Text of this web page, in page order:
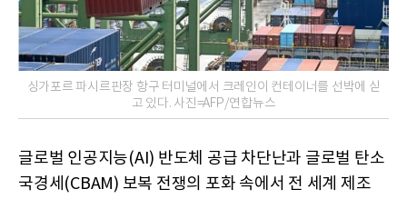
싱가포르 파시르판장 항구 터미널에서 크레인이 컨테이너를 선박에 싣
고 있다. 사진=AFP/연합뉴스
글로벌 인공지능(AI) 반도체 공급 차단난과 글로벌 탄소
국경세(CBAM) 보복 전쟁의 포화 속에서 전 세계 제조